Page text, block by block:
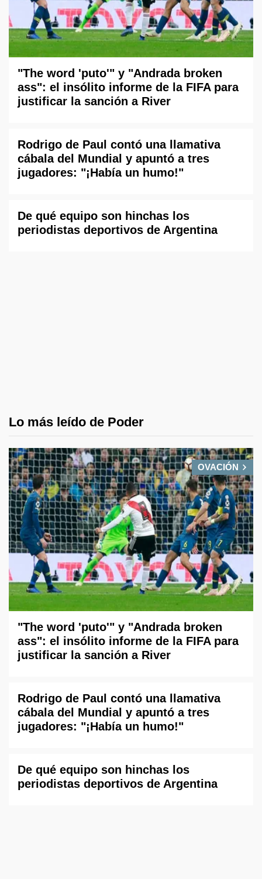
"The word 'puto'" y "Andrada broken
ass": el insólito informe de la FIFA para
justificar la sanción a River
Rodrigo de Paul contó una llamativa
cábala del Mundial y apuntó a tres
jugadores: "¡Había un humo!"
De qué equipo son hinchas los
periodistas deportivos de Argentina
Lo más leído de Poder
OVACIÓN
"The word 'puto'" y "Andrada broken
ass": el insólito informe de la FIFA para
justificar la sanción a River
Rodrigo de Paul contó una llamativa
cábala del Mundial y apuntó a tres
jugadores: "¡Había un humo!"
De qué equipo son hinchas los
periodistas deportivos de Argentina